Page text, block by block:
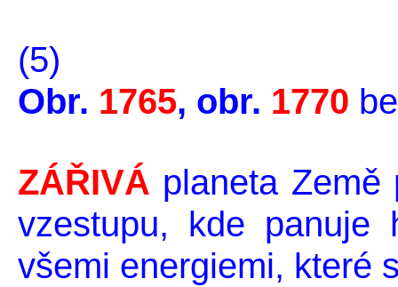
(5)
Obr. 1765, obr. 1770
ZÁŘIVÁ planeta Země
vzestupu, kde
všemi energiemi, které